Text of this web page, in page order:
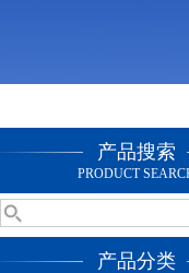
产品搜索
PRODUCT
产品分类